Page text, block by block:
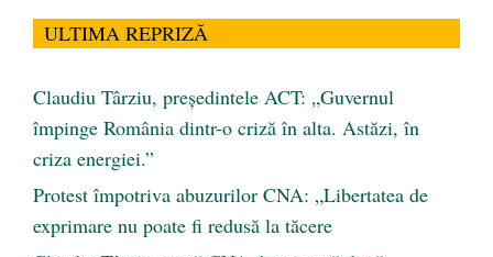
ULTIMA REPRIZĂ
Claudiu Târziu, președintele ACT: „Guvernul
împinge România dintr-o criză în alta. Astăzi, în
criza energiei.”
Protest împotriva abuzurilor CNA: „Libertatea de
exprimare nu poate fi redusă la tăcere